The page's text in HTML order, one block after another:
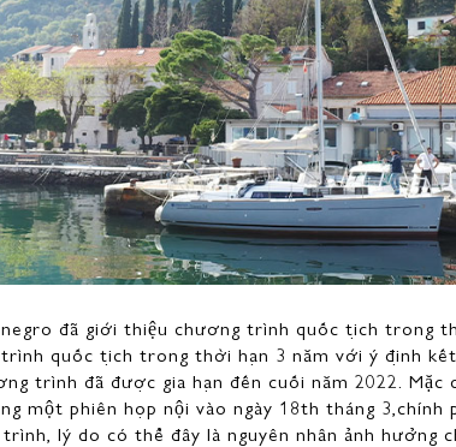
đã giới thiệu chương trình quốc tịch trong
quốc tịch trong thời hạn 3 năm với ý định
trình đã được gia hạn đến cuối năm 2022.
một phiên họp nội vào ngày 18th tháng 3,chính
lý do có thể đây là nguyên nhân ảnh hưởng